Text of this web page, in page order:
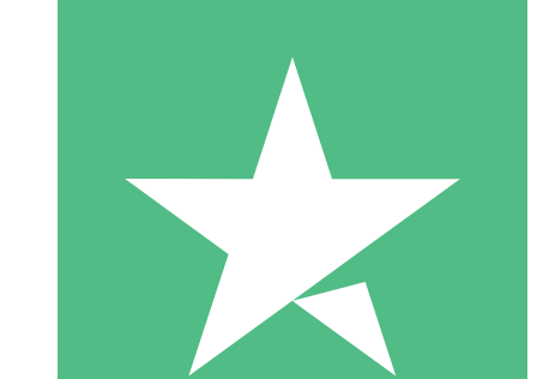
Pacchetti di Crediti Individuali
Paga a consumo con crediti di download. Nessun impegno
1 Download
10